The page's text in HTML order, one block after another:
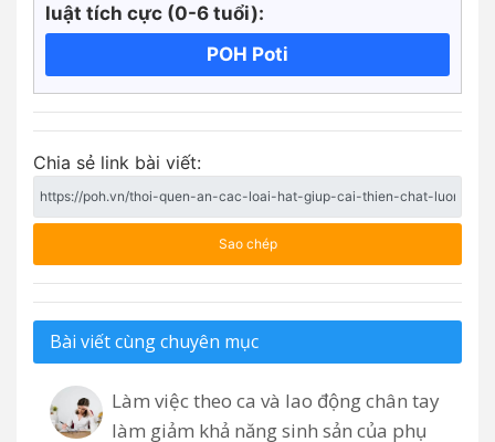
luật tích cực (0-6 tuổi):
POH Poti
Chia sẻ link bài viết:
Sao chép
Bài viết cùng chuyên mục
Làm việc theo ca và lao động chân tay
làm giảm khả năng sinh sản của phụ